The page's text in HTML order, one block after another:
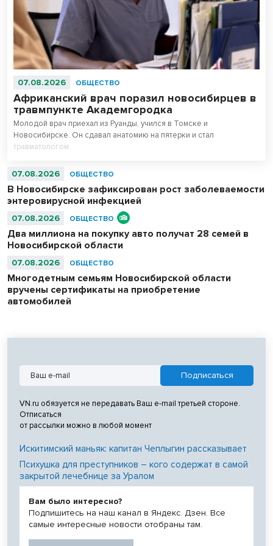
07.08.2026 ОБЩЕСТВО
Африканский врач поразил новосибирцев в
травмпункте Академгородка
Молодой врач приехал из Руанды, учился в Томске и
Новосибирске. Он сдавал анатомию на пятерки и стал
травматологом.
07.08.2026 ОБЩЕСТВО
В Новосибирске зафиксирован рост заболеваемости
энтеровирусной инфекцией
07.08.2026 ОБЩЕСТВО
Два миллиона на покупку авто получат 28 семей в
Новосибирской области
07.08.2026 ОБЩЕСТВО
Многодетным семьям Новосибирской области
вручены сертификаты на приобретение
автомобилей
VN.ru обязуется не передавать Ваш e-mail третьей стороне.
Отписаться
от рассылки можно в любой момент
Искитимский маньяк: капитан Чеплыгин рассказывает
Психушка для преступников – кого содержат в самой
закрытой лечебнице за Уралом
Вам было интересно?
Подпишитесь на наш канал в Яндекс. Дзен. Все
самые интересные новости отобраны там.